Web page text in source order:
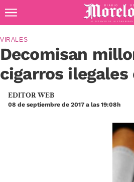
Diario de Morelos
Decomisan
cigarros ilegales
VIRALES
EDITOR WEB
08 de septiembre de 2017 a las 19:08h